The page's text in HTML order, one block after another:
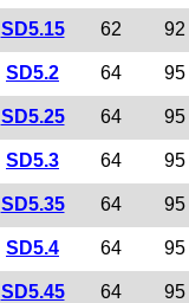
SD5.15 62 92
SD5.2 64 95
SD5.25 64 95
SD5.3 64 95
SD5.35 64 95
SD5.4 64 95
SD5.45 64 95